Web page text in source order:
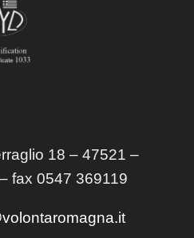
18 – 47521 –
fax 0547 369119